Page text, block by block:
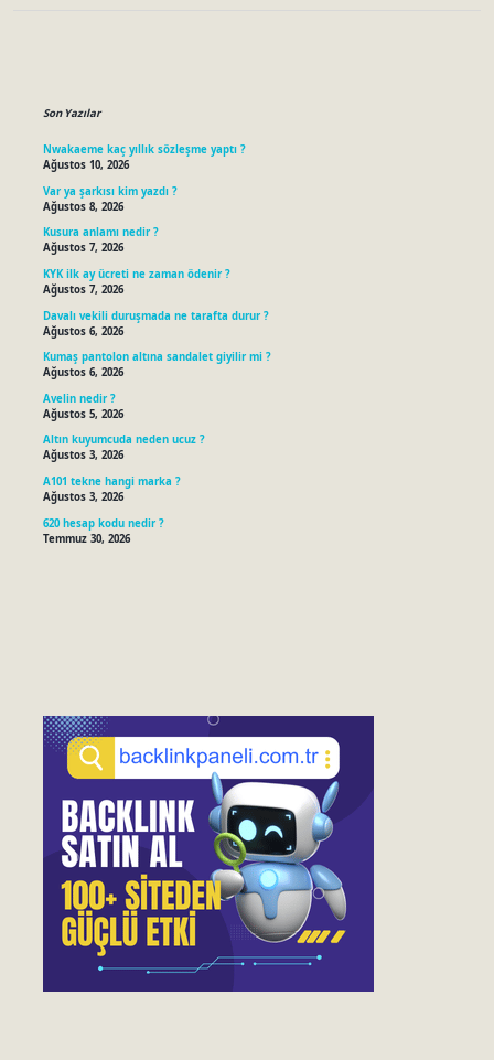
Son Yazılar
Nwakaeme kaç yıllık sözleşme yaptı ?
Ağustos 10, 2026
Var ya şarkısı kim yazdı ?
Ağustos 8, 2026
Kusura anlamı nedir ?
Ağustos 7, 2026
KYK ilk ay ücreti ne zaman ödenir ?
Ağustos 7, 2026
Davalı vekili duruşmada ne tarafta durur ?
Ağustos 6, 2026
Kumaş pantolon altına sandalet giyilir mi ?
Ağustos 6, 2026
Avelin nedir ?
Ağustos 5, 2026
Altın kuyumcuda neden ucuz ?
Ağustos 3, 2026
A101 tekne hangi marka ?
Ağustos 3, 2026
620 hesap kodu nedir ?
Temmuz 30, 2026